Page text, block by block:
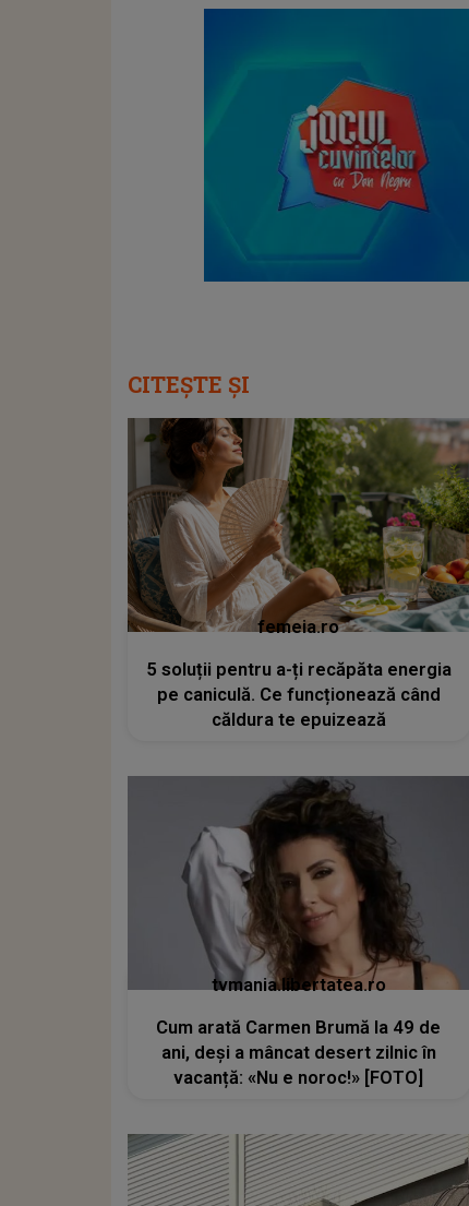
CITEȘTE ȘI
femeia.ro
5 soluții pentru a-ți recăpăta energia
pe caniculă. Ce funcționează când
căldura te epuizează
tvmania.libertatea.ro
Cum arată Carmen Brumă la 49 de
ani, deși a mâncat desert zilnic în
vacanță: «Nu e noroc!» [FOTO]